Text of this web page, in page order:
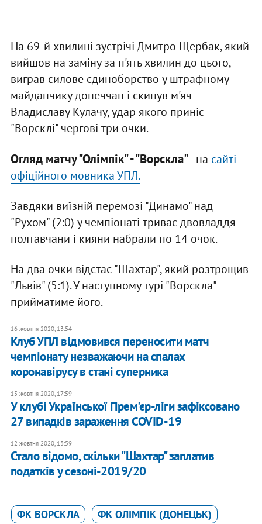
На 69-й хвилині зустрічі Дмитро Щербак, який
вийшов на заміну за п'ять хвилин до цього,
виграв силове єдиноборство у штрафному
майданчику донеччан і скинув м'яч
Владиславу Кулачу, удар якого приніс
"Ворсклі" чергові три очки.
Огляд матчу "Олімпік" - "Ворскла"- на сайті
офіційного мовника УПЛ.
Завдяки виїзній перемозі "Динамо" над
"Рухом" (2:0) у чемпіонаті триває двовладдя -
полтавчани і кияни набрали по 14 очок.
На два очки відстає "Шахтар", який розтрощив
"Львів" (5:1). У наступному турі "Ворскла"
прийматиме його.
16 жовтня 2020, 13:54
Клуб УПЛ відмовився переносити матч
чемпіонату незважаючи на спалах
коронавірусу в стані суперника
15 жовтня 2020, 17:59
У клубі Української Прем'єр-ліги зафіксовано
27 випадків зараження COVID-19
12 жовтня 2020, 13:59
Стало відомо, скільки "Шахтар" заплатив
податків у сезоні-2019/20
ФК ВОРСКЛА ФК ОЛІМПІК (ДОНЕЦЬК)